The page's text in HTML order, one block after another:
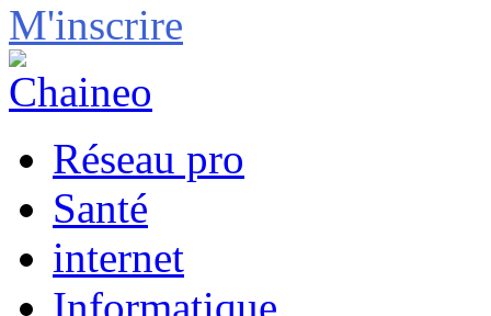
M'inscrire
Réseau pro
Santé
internet